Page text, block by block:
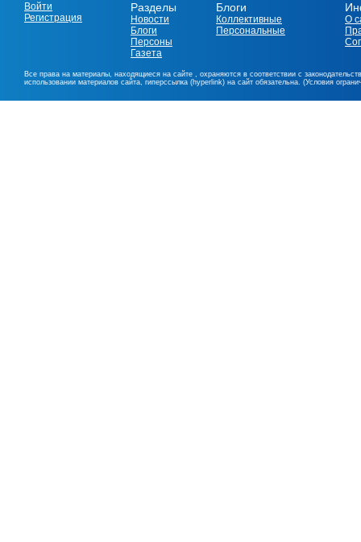
Войти
Регистрация
Разделы
Новости
Блоги
Персоны
Газета
Блоги
Коллективные
Персональные
О
Все права на материалы, находящиеся на сайте , охраняются в соответствии с
использовании материалов сайта, гиперссылка (hyperlink) на сайт обязательна. (Условия